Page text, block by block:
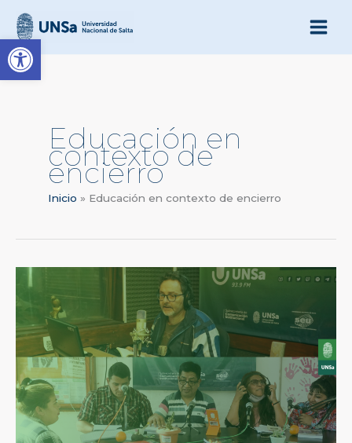
Abrir barra de
contenido
Educación en
contexto de
encierro
Inicio Educación en contexto de encierro
Educación
en
cárceles:
Dimensión
del
sistema
universitario